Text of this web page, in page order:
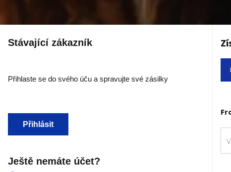
Stávající zákazník
Přihlaste se do svého úču a spravujte své zásilky
Přihlásit
Ještě nemáte účet?